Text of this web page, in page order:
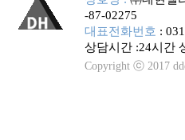
-87-02275
대표전화번호 :
상담시간 :24시간
Copyright ⓒ 2017